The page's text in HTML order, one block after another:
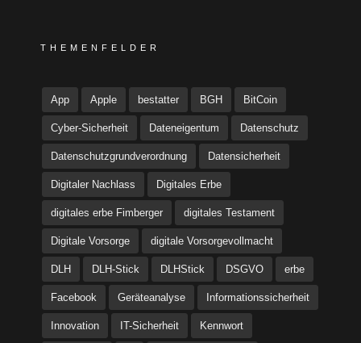
THEMENFELDER
App Apple bestatter BGH BitCoin
Cyber-Sicherheit Dateneigentum Datenschutz
Datenschutzgrundverordnung Datensicherheit
Digitaler Nachlass Digitales Erbe
digitales erbe Fimberger digitales Testament
Digitale Vorsorge digitale Vorsorgevollmacht
DLH DLH-Stick DLHStick DSGVO erbe
Facebook Geräteanalyse Informationssicherheit
Innovation IT-Sicherheit Kennwort